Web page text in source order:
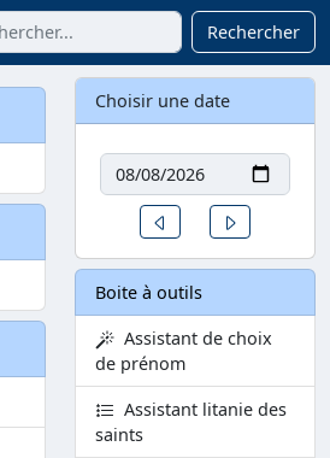
Rechercher
Choisir une date
Date
Un jour avant
Boite à outils
Assistant de choix
de prénom
Assistant litanie des
saints